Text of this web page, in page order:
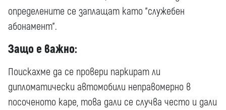
определените се заплащат като "служебен
абонамент".
Защо е важно:
Поискахме да се провери паркират ли
дипломатически автомобили неправомерно в
посоченото каре, това дали се случва често и дали